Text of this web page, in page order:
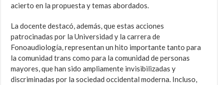
acierto en la propuesta y temas abordados.
La docente destacó, además, que estas acciones
patrocinadas por la Universidad y la carrera de
Fonoaudiología, representan un hito importante tanto para
la comunidad trans como para la comunidad de personas
mayores, que han sido ampliamente invisibilizadas y
discriminadas por la sociedad occidental moderna. Incluso,